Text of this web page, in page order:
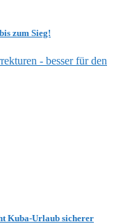
zum Sieg!
- besser für den
Kuba-Urlaub sicherer